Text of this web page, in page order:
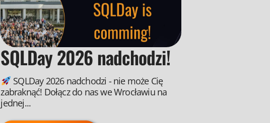
SQLDay 2026 nadchodzi!
SQLDay 2026 nadchodzi - nie może Cię
zabraknąć! Dołącz do nas we Wrocławiu na
jednej...